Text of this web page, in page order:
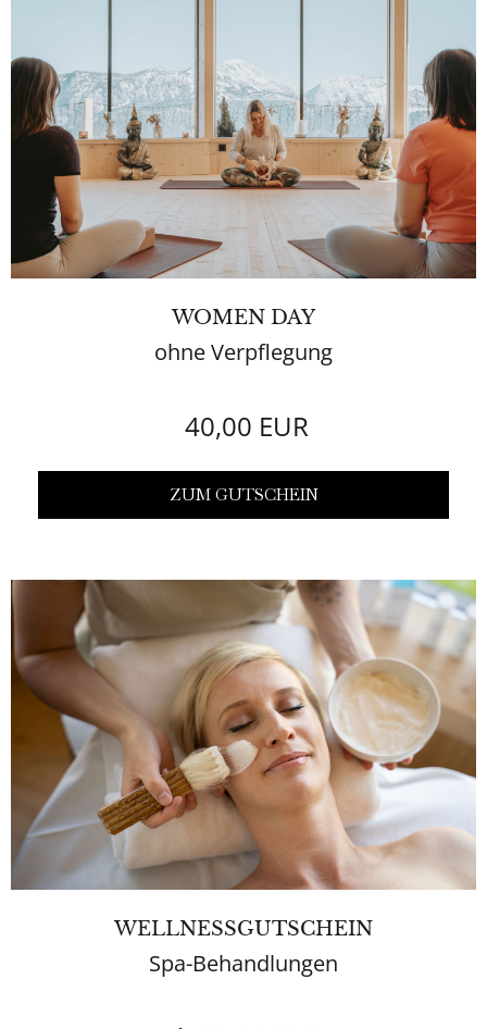
WOMEN DAY
ohne Verpflegung
40,00 EUR
ZUM GUTSCHEIN
WELLNESSGUTSCHEIN
Spa-Behandlungen